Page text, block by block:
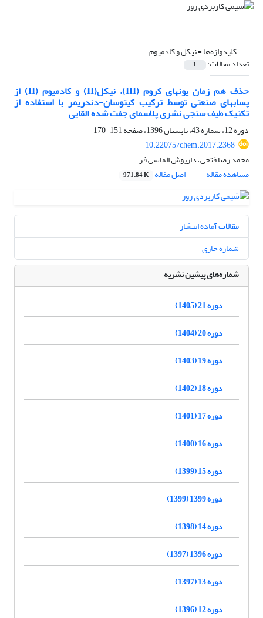
کلیدواژه‌ها =نیکل و کادمیوم
تعداد مقالات: 1
حذف هم زمان یونهای کروم (III)، نیکل(II) و کادمیوم (II) از
پسابهای صنعتی توسط ترکیب کیتوسان-دندریمر با استفاده از
تکنیک طیف سنجی نشری پلاسمای جفت شده القایی
دوره 12، شماره 43، تابستان 1396، صفحه
151-170
10.22075/chem.2017.2368
محمد رضا فتحی، داریوش الماسی فر
مشاهده مقاله
اصل مقاله 971.84 K
مقالات آماده انتشار
شماره جاری
شماره‌های پیشین نشریه
دوره 21 (1405)
دوره 20 (1404)
دوره 19 (1403)
دوره 18 (1402)
دوره 17 (1401)
دوره 16 (1400)
دوره 15 (1399)
دوره 1399 (1399)
دوره 14 (1398)
دوره 1396 (1397)
دوره 13 (1397)
دوره 12 (1396)